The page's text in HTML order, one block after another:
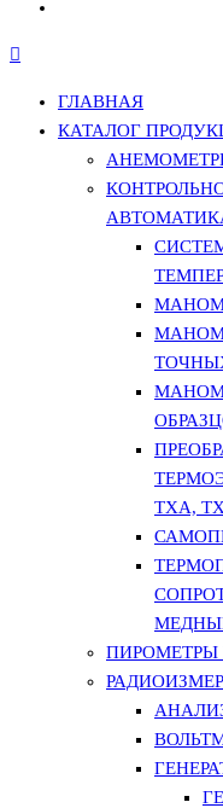
ГЛАВНАЯ
КАТАЛОГ
ТХА,
ПИРОМЕТРЫ